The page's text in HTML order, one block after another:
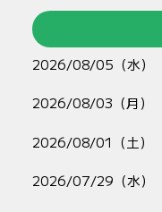
2026/08/05（水）
2026/08/03（月）
2026/08/01（土）
2026/07/29（水）